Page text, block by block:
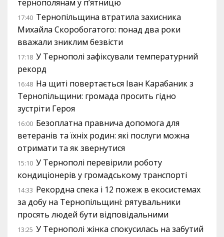
тернополянам у п’ятницю
17:40 Тернопільщина втратила захисника
Михайла Скоробогатого: понад два роки
вважали зниклим безвісти
17:18 У Тернополі зафіксували температурний
рекорд
16:48 На щиті повертається Іван Карабаник з
Тернопільщини: громада просить гідно
зустріти Героя
16:00 Безоплатна правнича допомога для
ветеранів та їхніх родин: які послуги можна
отримати та як звернутися
15:10 У Тернополі перевірили роботу
кондиціонерів у громадському транспорті
14:33 Рекордна спека і 12 пожеж в екосистемах
за добу на Тернопільщині: рятувальники
просять людей бути відповідальними
13:25 У Тернополі жінка спокусилась на забутий